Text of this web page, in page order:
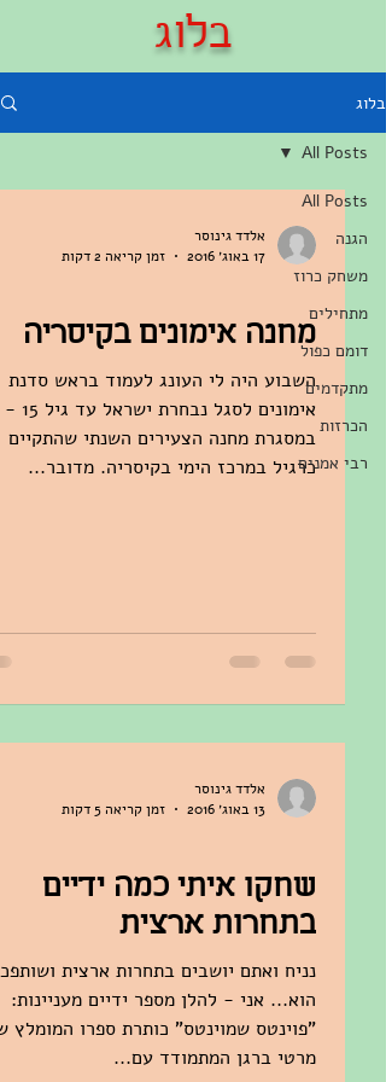
בלוג
בלוג
All Posts
הגנה
משחק כרוז
מתחילים
דומם כפול
מתקדמים
הכרזות
רבי אמנים
All Posts
אלדד גינוסר
17 באוג׳ 2016
זמן קריאה 2 דקות
מחנה אימונים בקיסריה
השבוע היה לי העונג לעמוד בראש סדנת
אימונים לסגל נבחרת ישראל עד גיל 15 -
במסגרת מחנה הצעירים השנתי שהתקיים
כרגיל במרכז הימי בקיסריה. מדובר...
אלדד גינוסר
13 באוג׳ 2016
זמן קריאה 5 דקות
שחקו איתי כמה ידיים
בתחרות ארצית
נניח ואתם יושבים בתחרות ארצית
הוא... אני - להלן מספר ידיים מעניינות:
"פוינטס שמוינטס" כותרת ספרו המומלץ
מרטי ברגן המתמודד עם...